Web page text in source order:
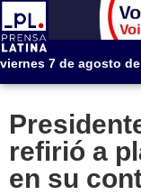
viernes 7 de agosto
refirió a
en su